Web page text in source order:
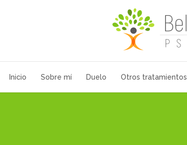
Inicio Sobre mí Duelo Otros tratamientos